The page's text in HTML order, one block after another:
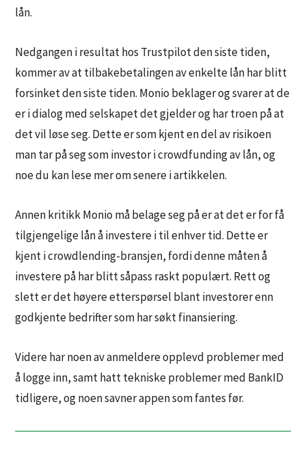
lån.
Nedgangen i resultat hos Trustpilot den siste tiden,
kommer av at tilbakebetalingen av enkelte lån har blitt
forsinket den siste tiden. Monio beklager og svarer at de
er i dialog med selskapet det gjelder og har troen på at
det vil løse seg. Dette er som kjent en del av risikoen
man tar på seg som investor i crowdfunding av lån, og
noe du kan lese mer om senere i artikkelen.
Annen kritikk Monio må belage seg på er at det er for få
tilgjengelige lån å investere i til enhver tid. Dette er
kjent i crowdlending-bransjen, fordi denne måten å
investere på har blitt såpass raskt populært. Rett og
slett er det høyere etterspørsel blant investorer enn
godkjente bedrifter som har søkt finansiering.
Videre har noen av anmeldere opplevd problemer med
å logge inn, samt hatt tekniske problemer med BankID
tidligere, og noen savner appen som fantes før.